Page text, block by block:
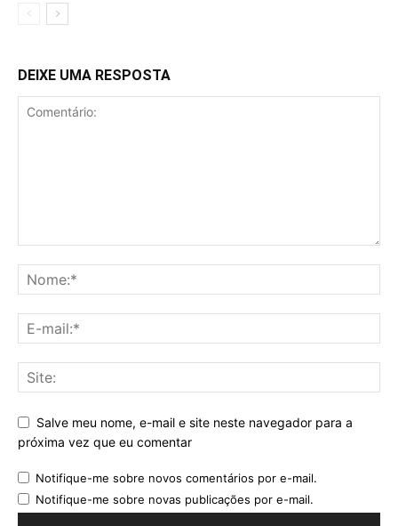
DEIXE UMA RESPOSTA
Salve meu nome, e-mail e site neste navegador para a
próxima vez que eu comentar
Notifique-me sobre novos comentários por e-mail.
Notifique-me sobre novas publicações por e-mail.